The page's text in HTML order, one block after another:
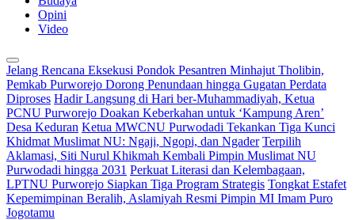
Opini
Video
Jelang Rencana Eksekusi Pondok Pesantren Minhajut Tholibin,
Pemkab Purworejo Dorong Penundaan hingga Gugatan Perdata
Diproses Hadir Langsung di Hari ber-Muhammadiyah, Ketua
PCNU Purworejo Doakan Keberkahan untuk ‘Kampung Aren’
Desa Keduran Ketua MWCNU Purwodadi Tekankan Tiga Kunci
Khidmat Muslimat NU: Ngaji, Ngopi, dan Ngader Terpilih
Aklamasi, Siti Nurul Khikmah Kembali Pimpin Muslimat NU
Purwodadi hingga 2031 Perkuat Literasi dan Kelembagaan,
LPTNU Purworejo Siapkan Tiga Program Strategis Tongkat Estafet
Kepemimpinan Beralih, Aslamiyah Resmi Pimpin MI Imam Puro
Jogotamu